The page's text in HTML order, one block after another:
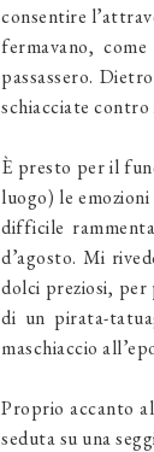
consentire
fermavano,
passassero.
schiacciate contro
È presto per il
luogo) le
difficile
d’agosto. Mi
dolci preziosi, per
di un pirata-
maschiaccio
Proprio accanto
seduta su una